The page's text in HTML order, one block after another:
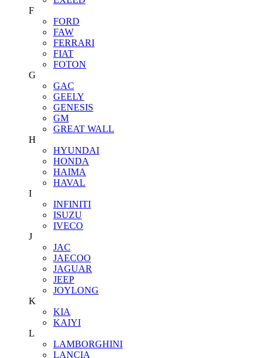
F
FORD
FAW
FERRARI
FIAT
FOTON
G
GAC
GEELY
GENESIS
GM
GREAT WALL
H
HYUNDAI
HONDA
HAIMA
HAVAL
I
INFINITI
ISUZU
IVECO
J
JAC
JAECOO
JAGUAR
JEEP
JOYLONG
K
KIA
KAIYI
L
LAMBORGHINI
LANCIA